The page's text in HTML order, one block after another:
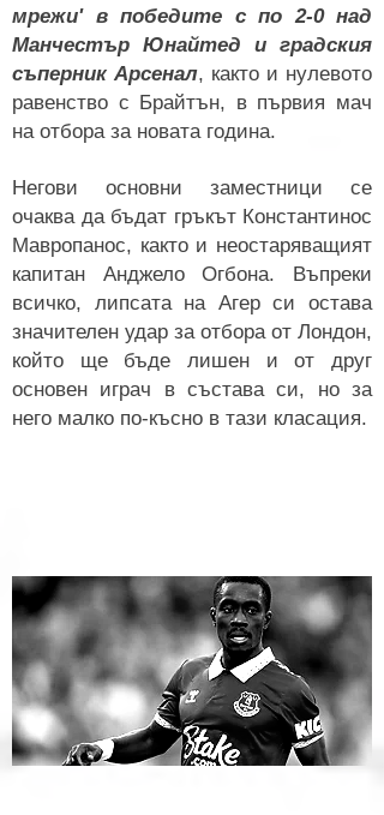
мрежи' в победите с по 2-0 над
Манчестър Юнайтед и градския
съперник Арсенал, както и нулевото
равенство с Брайтън, в първия мач
на отбора за новата година.
Негови основни заместници се
очаква да бъдат гръкът Константинос
Мавропанос, както и неостаряващият
капитан Анджело Огбона. Въпреки
всичко, липсата на Агер си остава
значителен удар за отбора от Лондон,
който ще бъде лишен и от друг
основен играч в състава си, но за
него малко по-късно в тази класация.